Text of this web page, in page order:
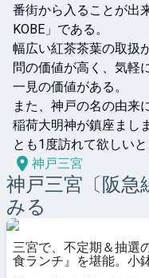
番街から入ることが出
KOBE」である。
幅広い紅茶茶葉の取扱
問の価値が高く、気軽
一見の価値がある。
また、神戸の名の由来
稲荷大明神が鎮座まし
とも1度訪れて欲しいと
神戸三宮
神戸三宮〔阪急
みる
三宮で、不定期＆抽選
食ランチ』を堪能。小